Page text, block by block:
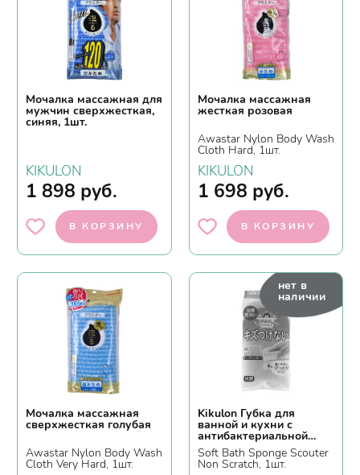
Мочалка массажная для
мужчин сверхжесткая,
синяя, 1шт.
KIKULON
1 898 руб.
В КОРЗИНУ
Мочалка массажная
жесткая розовая
Awastar Nylon Body Wash
Cloth Hard, 1шт.
KIKULON
1 698 руб.
В КОРЗИНУ
Мочалка массажная
сверхжесткая голубая
Awastar Nylon Body Wash
Cloth Very Hard, 1шт.
нет в
наличии
Kikulon Губка для
ванной и кухни с
антибактериальной
пропиткой, трехслойная,
мягкий верхний слой
Soft Bath Sponge Scouter
Non Scratch, 1шт.